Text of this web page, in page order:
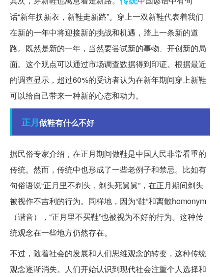
话“新年换新衣，新鞋走新路”。穿上一双新鞋代表着我们
在新的一年中将迎接新的挑战和机遇，踏上一条新的道
路。既然是新的一年，当然要尝试新的事物、开创新的局
面。这个观点可以通过市场调查数据得到印证。根据最近
的调查显示，超过60%的受访者认为在新年期间穿上新鞋
可以给自己带来一种新的心态和动力。
正月做鞋有什么不好
据民俗专家介绍，在正月期间做鞋是中国人民非常看重的
传统。然而，传统中也形成了一些老例子和禁忌。比如有
句俗语说“正月里不剃头，剃头死舅舅”，在正月期间剃头
被视作不吉利的行为。同样地，因为“鞋”和离散homonym
（谐音），“正月里不买鞋”也被视为不好的行为。这种传
统观念在一些地方仍然存在。
不过，随着社会的发展和人们思维观念的转变，这种传统
观念逐渐消失。人们开始认识到现代社会注重个人选择和